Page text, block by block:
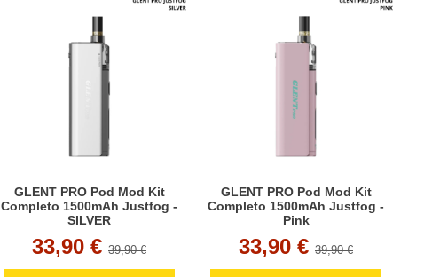
GLENT PRO Pod Mod Kit
Completo 1500mAh Justfog -
SILVER
33,90 € 39,90 €
GLENT PRO Pod Mod Kit
Completo 1500mAh Justfog -
Pink
33,90 € 39,90 €